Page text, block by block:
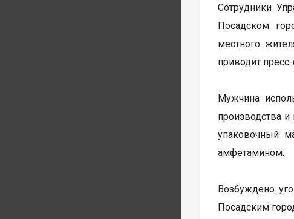
Сотрудники
Посадском
местного
приводит
Мужчина
производства
упаковочный
амфетамином.
Возбуждено
Посадским